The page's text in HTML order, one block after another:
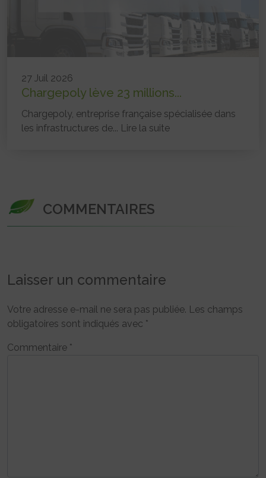
27 Juil 2026
Chargepoly lève 23 millions...
Chargepoly, entreprise française spécialisée dans
les infrastructures de... Lire la suite
COMMENTAIRES
Laisser un commentaire
Votre adresse e-mail ne sera pas publiée. Les champs
obligatoires sont indiqués avec *
Commentaire *